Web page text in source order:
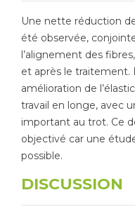
Une nette réduction
été observée,
l’alignement des
et après le traitement.
amélioration de
travail en longe, avec
important au trot. Ce
objectivé car une
possible.
DISCUSSION